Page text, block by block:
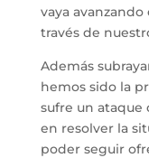
vaya
través de
Además
hemos sido la
sufre un ataque
en resolver la
poder seguir